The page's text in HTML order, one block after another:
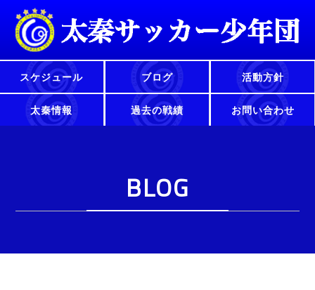
スケジュール ブログ 活動方針
太秦情報 過去の戦績 お問い合わせ
BLOG